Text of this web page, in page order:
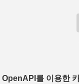
OpenAPI를 이용한